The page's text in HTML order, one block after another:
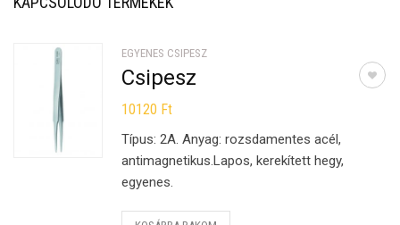
EGYENES CSIPESZ
Csipesz
10120 Ft
Típus: 2A. Anyag: rozsdamentes acél,
antimagnetikus.Lapos, kerekített hegy,
egyenes.